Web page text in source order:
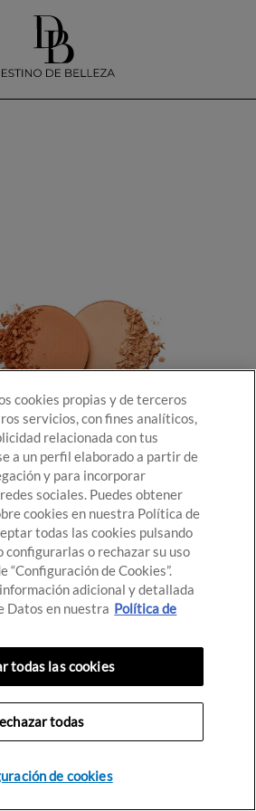
que se ha producido un error.
IR AL INICIO
cookies propias y de terceros
servicios, con fines analíticos,
relacionada con tus
a un perfil elaborado a partir de
y para incorporar
sociales. Puedes obtener
cookies en nuestra Política de
todas las cookies pulsando
configurarlas o rechazar su uso
“Configuración de Cookies”.
adicional y detallada
Datos en nuestra Política de
de cookies
todas
todas las cookies